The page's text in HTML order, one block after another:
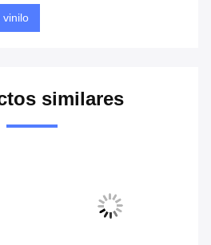
vinilo
similares